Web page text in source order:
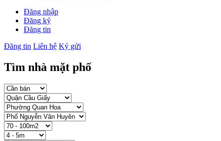
Đăng nhập
Đăng ký
Đăng tin
Đăng tin Liên hệ Ký gửi
Tìm nhà mặt phố